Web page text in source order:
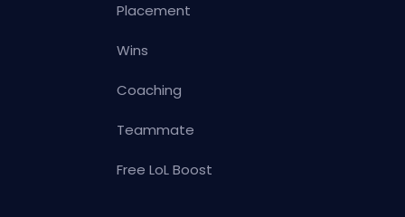
Placement
Wins
Coaching
Teammate
Free LoL Boost